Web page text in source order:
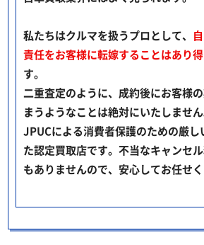
私たちはクルマを扱うプロとして、
責任をお客様に転嫁することはあり
す。
二重査定のように、成約後にお客様
まうようなことは絶対にいたしません
JPUCによる消費者保護のための厳し
た認定買取店です。不当なキャンセ
もありませんので、安心してお任せく